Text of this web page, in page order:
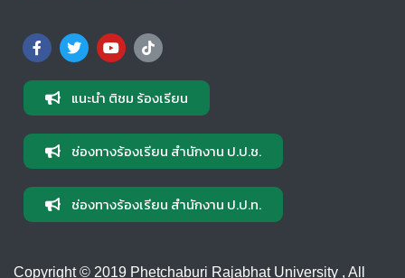
แนะนำ ติชม ร้องเรียน
ช่องทางร้องเรียน สำนักงาน ป.ป.ช.
ช่องทางร้องเรียน สำนักงาน ป.ป.ท.
Copyright © 2019 Phetchaburi Rajabhat University , All